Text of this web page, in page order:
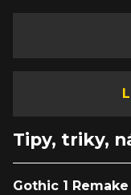
Tipy, triky,
Gothic 1